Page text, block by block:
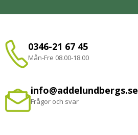
0346-21 67 45
Mån-Fre 08.00-18.00
info@addelundbergs.se
Frågor och svar